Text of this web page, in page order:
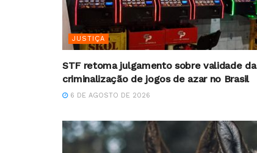
JUSTIÇA
STF retoma julgamento sobre validade da
criminalização de jogos de azar no Brasil
6 DE AGOSTO DE 2026